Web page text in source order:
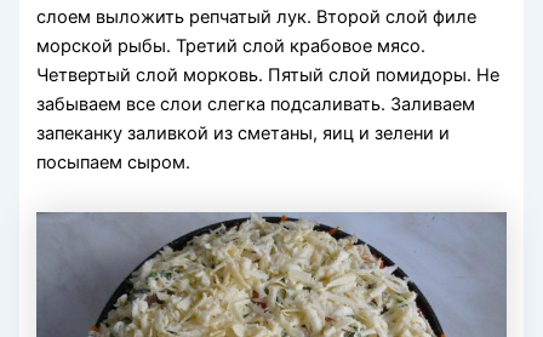
слоем выложить репчатый лук. Второй слой филе
морской рыбы. Третий слой крабовое мясо.
Четвертый слой морковь. Пятый слой помидоры. Не
забываем все слои слегка подсаливать. Заливаем
запеканку заливкой из сметаны, яиц и зелени и
посыпаем сыром.